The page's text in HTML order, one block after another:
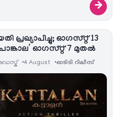
→
പ്രഖ്യാപിച്ചു; ഓഗസ്റ്റ് 13
ഓഗസ്റ്റ് 7 മുതൽ
ഡെസ്ക് 4 August ഓടിടി റിലീസ്